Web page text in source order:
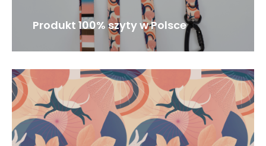
Produkt 100% szyty w Polsce